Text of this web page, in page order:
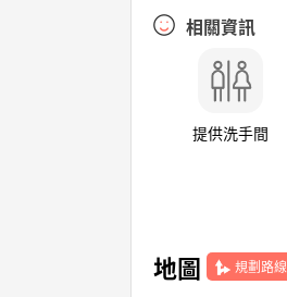
相關資訊
提供洗手間
地圖 規劃路線